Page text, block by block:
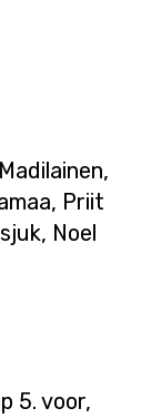
Priit
Noel
5. voor,